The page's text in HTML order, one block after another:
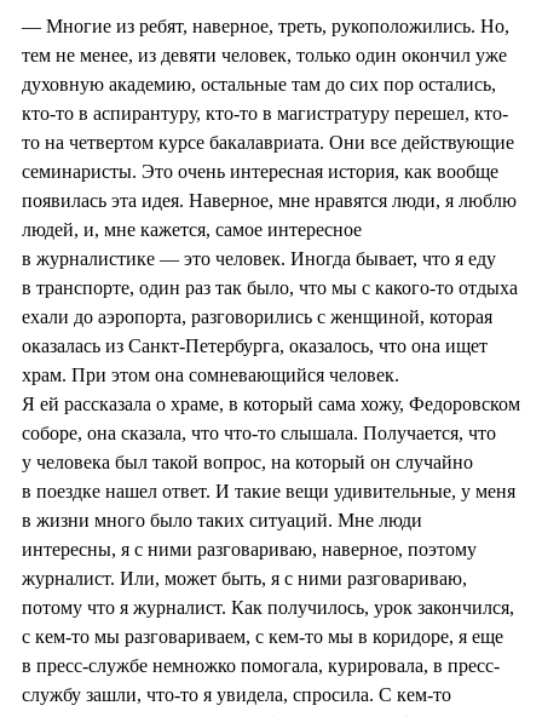
— Многие из ребят, наверное, треть, рукоположились. Но,
тем не менее, из девяти человек, только один окончил уже
духовную академию, остальные там до сих пор остались,
кто-то в аспирантуру, кто-то в магистратуру перешел, кто-
то на четвертом курсе бакалавриата. Они все действующие
семинаристы. Это очень интересная история, как вообще
появилась эта идея. Наверное, мне нравятся люди, я люблю
людей, и, мне кажется, самое интересное
в журналистике — это человек. Иногда бывает, что я еду
в транспорте, один раз так было, что мы с какого-то отдыха
ехали до аэропорта, разговорились с женщиной, которая
оказалась из Санкт-Петербурга, оказалось, что она ищет
храм. При этом она сомневающийся человек.
Я ей рассказала о храме, в который сама хожу, Федоровском
соборе, она сказала, что что-то слышала. Получается, что
у человека был такой вопрос, на который он случайно
в поездке нашел ответ. И такие вещи удивительные, у меня
в жизни много было таких ситуаций. Мне люди
интересны, я с ними разговариваю, наверное, поэтому
журналист. Или, может быть, я с ними разговариваю,
потому что я журналист. Как получилось, урок закончился,
с кем-то мы разговариваем, с кем-то мы в коридоре, я еще
в пресс-службе немножко помогала, курировала, в пресс-
службу зашли, что-то я увидела, спросила. С кем-то